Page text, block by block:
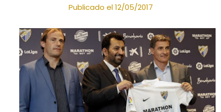
Publicado el 12/05/2017